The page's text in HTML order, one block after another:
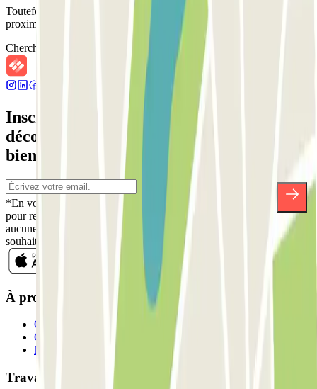
Toutefois, vous pouvez réserver une place dans les parkings à
proximité que nous vous proposons.
Chercher des parkings à proximité
Inscrivez-vous à notre newsletter et
découvrez des réductions, des concours et
bien d'autres surprises.
*En vous inscrivant, vous acceptez notre politique de confidentialité
pour recevoir des communications commerciales de Parclick. Sans
aucune obligation, vous pouvez vous désinscrire quand vous le
souhaitez dans la même newsletter.
À propos de Parclick
Qui sommes-nous ?
Comment ça marche?
Nos parkings
Travaillons ensemble?